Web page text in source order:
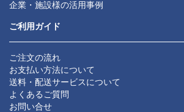
企業・施設様の活用事例
ご利用ガイド
ご注文の流れ
お支払い方法について
送料・配送サービスについて
よくあるご質問
お問い合せ